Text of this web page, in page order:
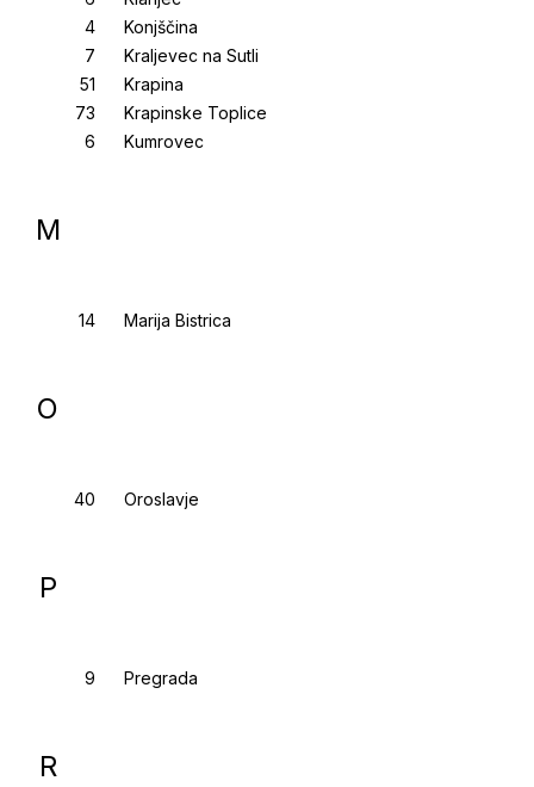
Konjščina
Kraljevec na Sutli
Krapina
Krapinske Toplice
Kumrovec
M
Marija Bistrica
O
Oroslavje
P
Pregrada
R